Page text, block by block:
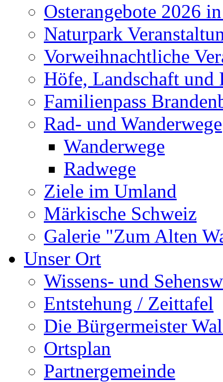
Osterangebote 2026
Naturpark
Vorweihnachtliche
Höfe, Landschaft und
Familienpass
Rad- und Wanderwege
Wanderwege
Radwege
Ziele im Umland
Märkische Schweiz
Galerie "Zum Alten
Unser Ort
Wissens- und
Entstehung / Zeittafel
Die Bürgermeister
Ortsplan
Partnergemeinde